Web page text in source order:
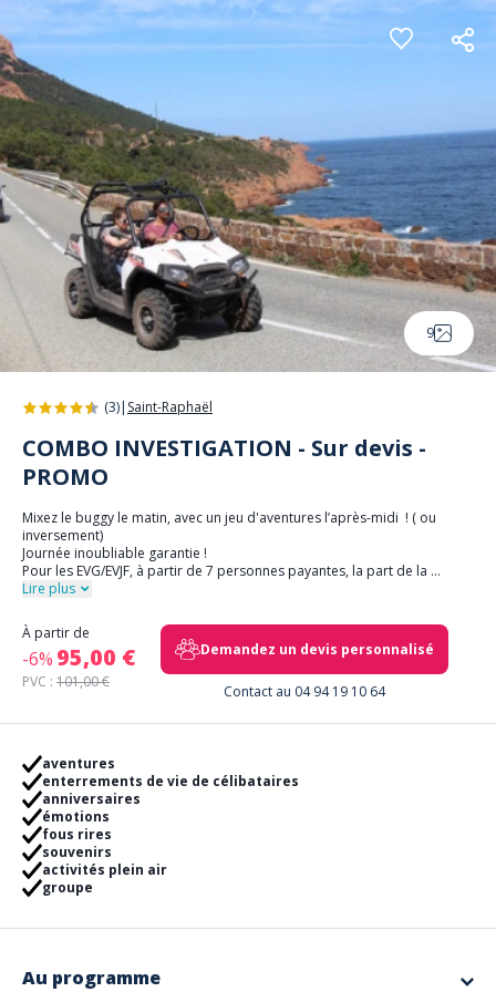
Panneau de gestion des cookies
9
(3)| Saint-Raphaël
COMBO INVESTIGATION - Sur devis -
PROMO
Mixez le buggy le matin, avec un jeu d'aventures l’après-midi ! ( ou
inversement)
Journée inoubliable garantie !
Pour les EVG/EVJF, à partir de 7 personnes payantes, la part de la ...
Lire plus
À partir de
-6% 95,00 €
PVC : 101,00 €
Demandez un devis personnalisé
Contact au 04 94 19 10 64
aventures
enterrements de vie de célibataires
anniversaires
émotions
fous rires
souvenirs
activités plein air
groupe
Au programme